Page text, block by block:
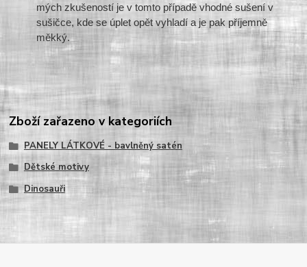
mých zkušeností je v tomto případě vhodné sušení v
sušičce, kde se úplet opět vyhladí a je pak příjemně
měkký.
Zboží zařazeno v kategoriích
PANELY LÁTKOVÉ - bavlněný satén
Dětské motivy
Dinosauři